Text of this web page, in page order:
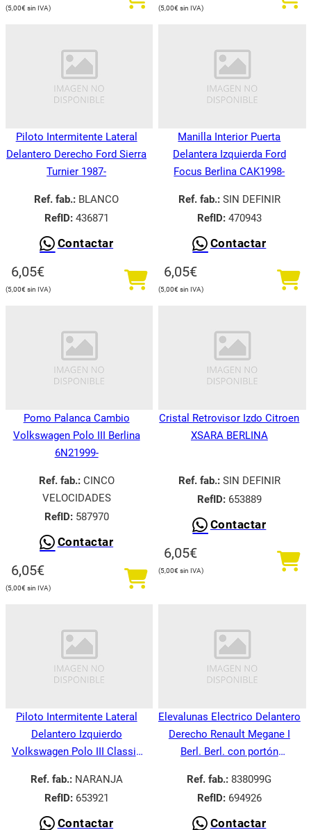
5,00€ 5,00€
Piloto Intermitente Lateral
Delantero Derecho Ford Sierra
Turnier 1987-
Ref. fab.: BLANCO
RefID:436871
Contactar
6,05€
5,00€
Manilla Interior Puerta
Delantera Izquierda Ford
Focus Berlina CAK1998-
Ref. fab.:SIN DEFINIR
RefID:470943
Contactar
6,05€
5,00€
Pomo Palanca Cambio
Volkswagen Polo III Berlina
6N21999-
Ref. fab.:CINCO
VELOCIDADES
RefID:587970
Contactar
6,05€
5,00€
Cristal Retrovisor Izdo Citroen
XSARA BERLINA
Ref. fab.:SIN DEFINIR
RefID:653889
Contactar
6,05€
5,00€
Piloto Intermitente Lateral
Delantero Izquierdo
Volkswagen Polo III Classic
Ref. fab.:NARANJA
RefID:653921
Contactar
Elevalunas Electrico Delantero
Derecho Renault Megane I
Berl. Berl. con portón
Ref. fab.: 838099G
RefID:694926
Contactar